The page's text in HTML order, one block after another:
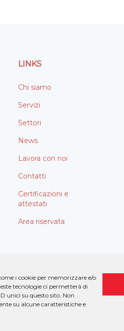
i cookie per memorizzare e/o
tecnologie ci permetterà di
unici su questo sito. Non
su alcune caratteristiche e
LINKS
Chi siamo
Servizi
Settori
News
Lavora con noi
Contatti
Certificazioni e
attestati
Area riservata